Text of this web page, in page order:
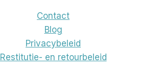
Contact
Blog
Privacybeleid
Restitutie- en retourbeleid